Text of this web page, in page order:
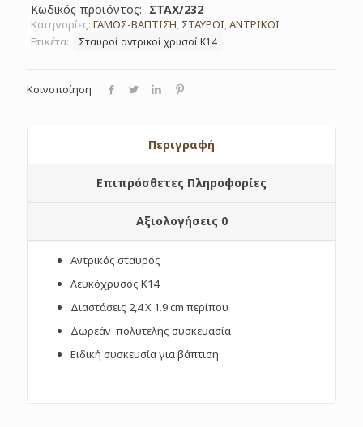
Κωδικός προϊόντος: ΣΤΑΧ/232
Κατηγορίες: ΓΑΜΟΣ-ΒΑΠΤΙΣΗ, ΣΤΑΥΡΟΙ,ΑΝΤΡΙΚΟΙ
Ετικέτα:
Σταυροί αντρικοί χρυσοί Κ14
Κοινοποίηση
Περιγραφή
Επιπρόσθετες Πληροφορίες
Αξιολογήσεις 0
Αντρικός σταυρός
Λευκόχρυσος Κ14
Διαστάσεις 2,4 Χ 1.9 cm περίπου
Δωρεάν πολυτελής συσκευασία
Ειδική συσκευσία για βάπτιση